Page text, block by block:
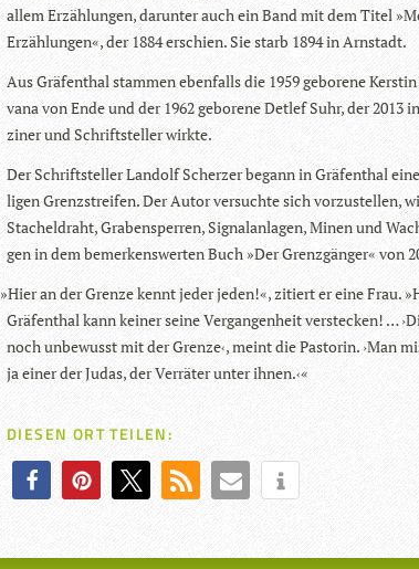
allem Erzäh­lun­gen, dar­un­ter auch ein Band mit dem Titel
Erzäh­lun­gen«, der 1884 erschien. Sie starb 1894 in Arnstadt.
Aus Grä­f­en­thal stam­men eben­falls die 1959 gebo­rene
vana von Ende und der 1962 gebo­rene Det­lef Suhr, der 2013
zi­ner und Schrift­stel­ler wirkte.
Der Schrift­stel­ler Lan­dolf Scher­zer begann in Grä­f­en­thal
li­gen Grenz­strei­fen. Der Autor ver­suchte sich vor­zu­stel­len,
Sta­chel­draht, Gra­ben­sper­ren, Signal­an­la­gen, Minen und
gen in dem bemer­kens­wer­ten Buch »Der Grenz­gän­ger« von
»Hier an der Grenze kennt jeder jeden!«, zitiert er eine Frau.
Grä­f­en­thal kann kei­ner seine Ver­gan­gen­heit ver­ste­cken! …
noch unbe­wusst mit der Grenze‹, meint die Pas­to­rin. ›Man
ja einer der Judas, der Ver­rä­ter unter ihnen.‹«
DIESEN ORT TEILEN: